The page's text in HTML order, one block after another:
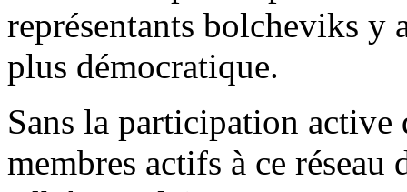
représentants bolcheviks y
plus démocratique.
Sans la participation active
membres actifs à ce